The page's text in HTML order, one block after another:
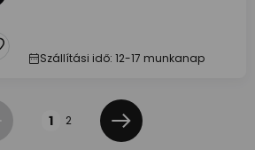
Szállítási idő: 12-17 munkanap
1 2
Következő